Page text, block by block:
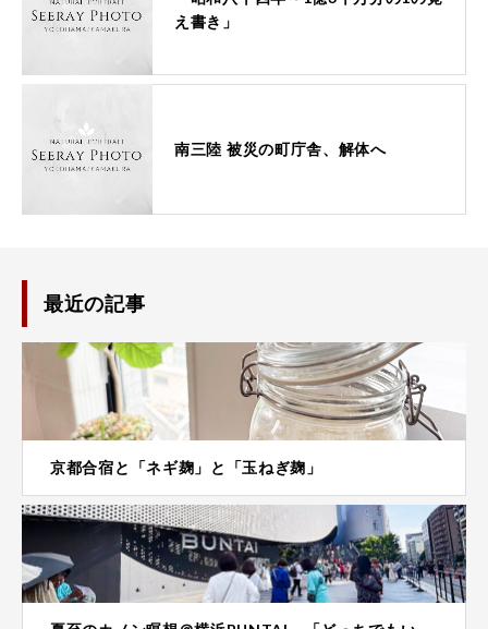
え書き」
南三陸 被災の町庁舎、解体へ
最近の記事
京都合宿と「ネギ麹」と「玉ねぎ麹」